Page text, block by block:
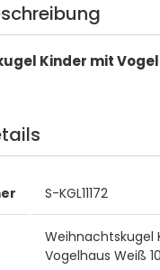
Kinder mit
S-KGL11172
Weihnachtskugel
Vogelhaus Weiß